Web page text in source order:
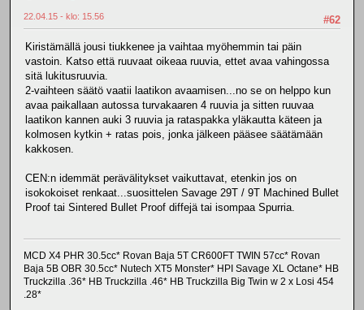
#62
22.04.15 - klo: 15.56
Kiristämällä jousi tiukkenee ja vaihtaa myöhemmin tai päin
vastoin. Katso että ruuvaat oikeaa ruuvia, ettet avaa vahingossa
sitä lukitusruuvia.
2-vaihteen säätö vaatii laatikon avaamisen...no se on helppo kun
avaa paikallaan autossa turvakaaren 4 ruuvia ja sitten ruuvaa
laatikon kannen auki 3 ruuvia ja rataspakka yläkautta käteen ja
kolmosen kytkin + ratas pois, jonka jälkeen pääsee säätämään
kakkosen.
CEN:n idemmät perävälitykset vaikuttavat, etenkin jos on
isokokoiset renkaat...suosittelen Savage 29T / 9T Machined Bullet
Proof tai Sintered Bullet Proof diffejä tai isompaa Spurria.
MCD X4 PHR 30.5cc* Rovan Baja 5T CR600FT TWIN 57cc* Rovan
Baja 5B OBR 30.5cc* Nutech XT5 Monster* HPI Savage XL Octane* HB
Truckzilla .36* HB Truckzilla .46* HB Truckzilla Big Twin w 2 x Losi 454
.28*